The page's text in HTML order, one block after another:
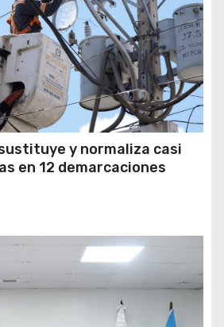
y normaliza casi
en 12 demarcaciones